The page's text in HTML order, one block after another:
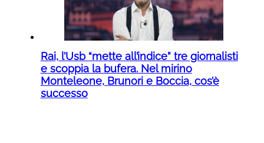
Rai, l’Usb “mette all’indice” tre giornalisti
e scoppia la bufera. Nel mirino
Monteleone, Brunori e Boccia, cos’è
successo